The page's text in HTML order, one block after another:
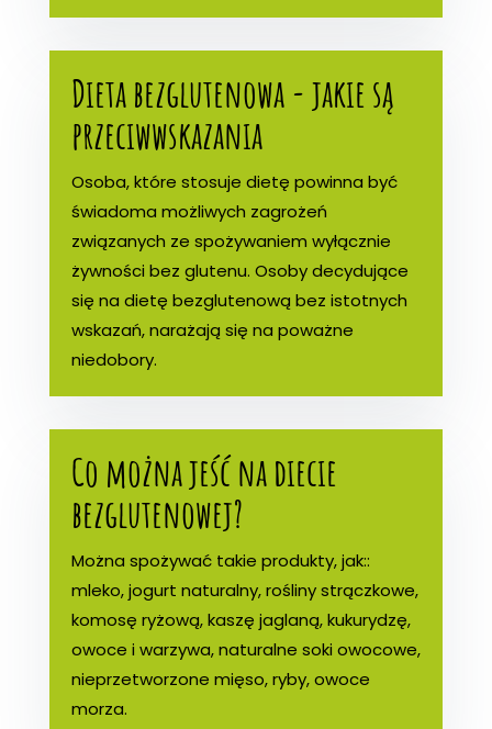
Dieta bezglutenowa - jakie są
przeciwwskazania
Osoba, które stosuje dietę powinna być
świadoma możliwych zagrożeń
związanych ze spożywaniem wyłącznie
żywności bez glutenu. Osoby decydujące
się na dietę bezglutenową bez istotnych
wskazań, narażają się na poważne
niedobory.
Co można jeść na diecie
bezglutenowej?
Można spożywać takie produkty, jak::
mleko, jogurt naturalny, rośliny strączkowe,
komosę ryżową, kaszę jaglaną, kukurydzę,
owoce i warzywa, naturalne soki owocowe,
nieprzetworzone mięso, ryby, owoce
morza.